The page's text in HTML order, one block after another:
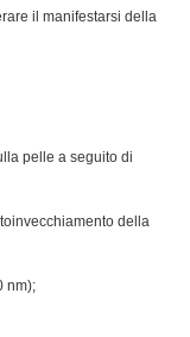
il manifestarsi della
pelle a seguito di
della
nm);